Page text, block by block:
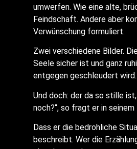
umwer­fen. Wie eine alte,
Feind­schaft. Ande­re aber
Ver­wün­schung formuliert.
Zwei ver­schie­de­ne Bil­der.
See­le sicher ist und ganz
ent­ge­gen geschleu­dert wird.
Und doch: der da so stil­le
noch?“, so fragt er in sei­nem
Dass er die bedroh­li­che
beschreibt. Wer die